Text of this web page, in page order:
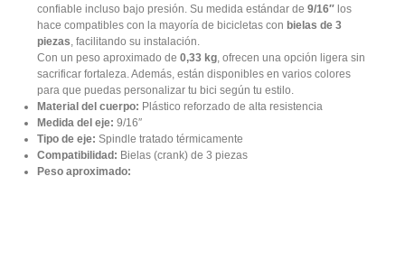
confiable incluso bajo presión. Su medida estándar de 9/16″ los
hace compatibles con la mayoría de bicicletas con bielas de 3
piezas , facilitando su instalación.
Con un peso aproximado de 0,33 kg , ofrecen una opción ligera sin
sacrificar fortaleza. Además, están disponibles en varios colores
para que puedas personalizar tu bici según tu estilo.
Material del cuerpo: Plástico reforzado de alta resistencia
Medida del eje: 9/16″
Tipo de eje: Spindle tratado térmicamente
Compatibilidad: Bielas (crank) de 3 piezas
Peso aproximado: